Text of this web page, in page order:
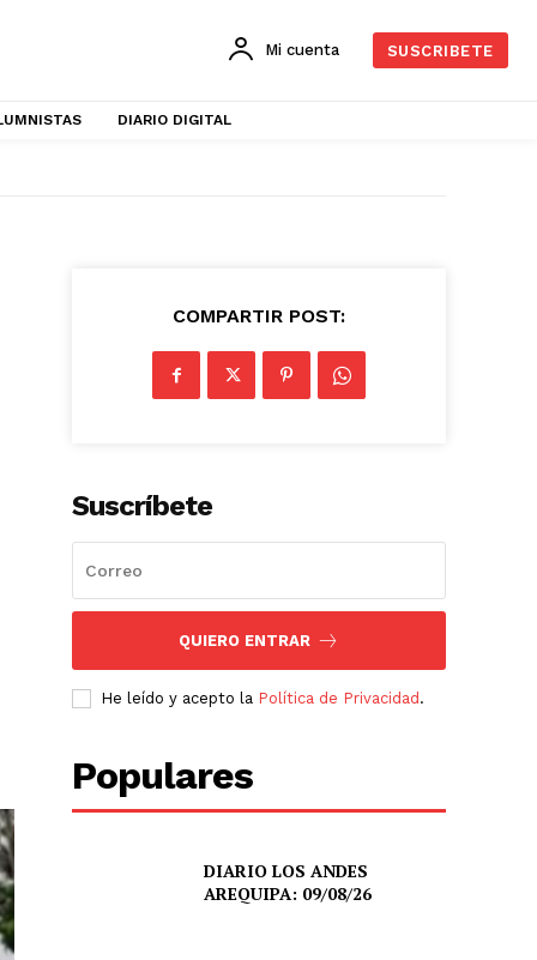
Mi cuenta SUSCRIBETE
DIARIO DIGITAL
COMPARTIR POST:
Suscríbete
QUIERO ENTRAR
He leído y acepto la Política de Privacidad .
Populares
DIARIO LOS ANDES
AREQUIPA: 09/08/26